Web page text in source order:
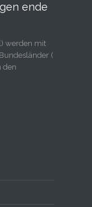
ende
werden mit
(
den